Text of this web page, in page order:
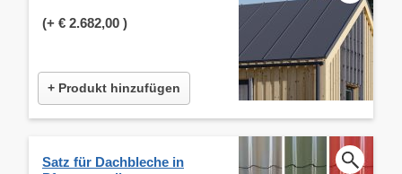
(+ € 2.682,00 )
+ Produkt hinzufügen
Satz für Dachbleche in